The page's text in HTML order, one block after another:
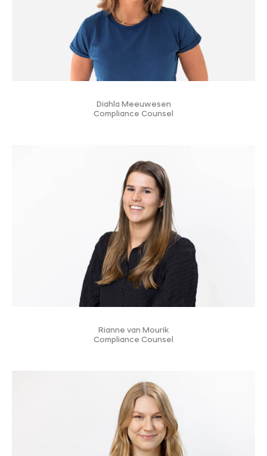
Diahla Meeuwesen
Compliance Counsel
Rianne van Mourik
Compliance Counsel